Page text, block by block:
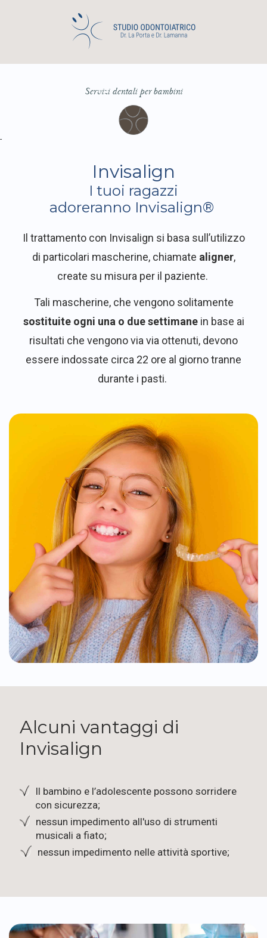
Servizi dentali per bambini
-
Invisalign
I tuoi ragazzi
adoreranno Invisalign®
Il trattamento con Invisalign si basa sull’utilizzo
di particolari mascherine, chiamate aligner,
create su misura per il paziente.
Tali mascherine, che vengono solitamente
sostituite ogni una o due settimanein base ai
risultati che vengono via via ottenuti, devono
essere indossate circa 22 ore al giorno tranne
durante i pasti.
Alcuni vantaggi di
Invisalign
Il bambino e l’adolescente possono sorridere
con sicurezza;
nessun impedimento all'uso di strumenti
musicali a fiato;
nessun impedimento nelle attività sportive;